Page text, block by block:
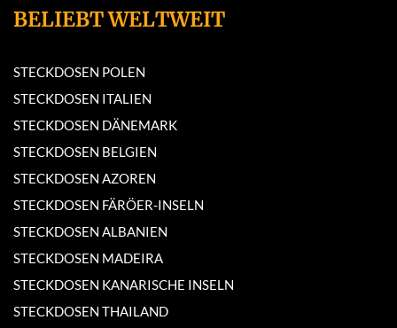
BELIEBT WELTWEIT
STECKDOSEN POLEN
STECKDOSEN ITALIEN
STECKDOSEN DÄNEMARK
STECKDOSEN BELGIEN
STECKDOSEN AZOREN
STECKDOSEN FÄRÖER-INSELN
STECKDOSEN ALBANIEN
STECKDOSEN MADEIRA
STECKDOSEN KANARISCHE INSELN
STECKDOSEN THAILAND